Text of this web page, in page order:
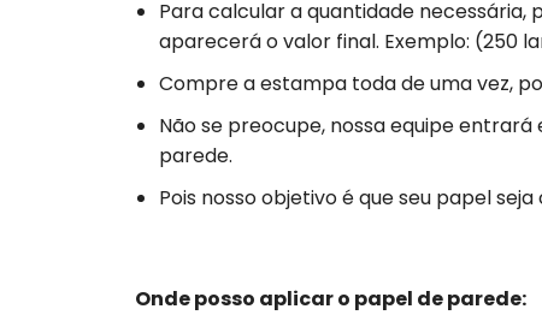
Para calcular a quantidade
aparecerá o valor final. Exemplo: (250
Compre a estampa toda de uma vez,
Não se preocupe, nossa equipe
parede.
Pois nosso objetivo é que seu papel
Onde posso aplicar o papel de parede: